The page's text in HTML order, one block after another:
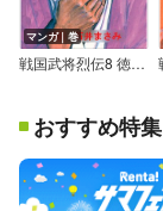
マンガ｜巻
戦国武将烈伝8 徳川家康
おすすめ特集